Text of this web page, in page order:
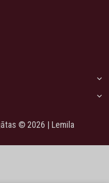
© 2026 | Lemila